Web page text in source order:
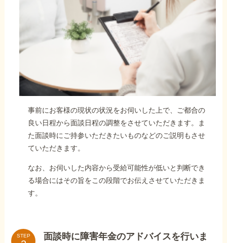
事前にお客様の現状の状況をお伺いした上で、ご都合の
良い日程から面談日程の調整をさせていただきます。ま
た面談時にご持参いただきたいものなどのご説明もさせ
ていただきます。
なお、お伺いした内容から受給可能性が低いと判断でき
る場合にはその旨をこの段階でお伝えさせていただきま
す。
STEP
面談時に障害年金のアドバイスを行いま